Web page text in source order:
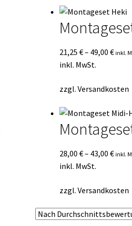
21,25 €– 49,00 € inkl.
inkl. MwSt.
zzgl. Versandkosten
28,00 €– 43,00 € inkl.
inkl. MwSt.
zzgl. Versandkosten